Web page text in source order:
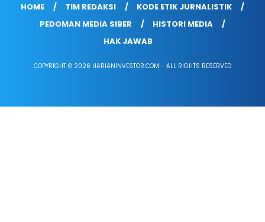
HOME TIM REDAKSI
KODE ETIK JURNALISTIK
PEDOMAN MEDIA SIBER
HISTORI MEDIA
HAK JAWAB
COPYRIGHT © 2026 HARIANINVESTOR.COM - ALL RIGHTS RESERVED